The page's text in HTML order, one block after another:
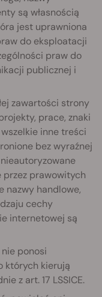
są własnością
jest uprawniona
do eksploatacji
praw do
publicznej i
zawartości strony
prace, znaki
inne treści
bez wyraźnej
przez prawowitych
nazwy handlowe,
cechy
internetowej są
ponosi
których kierują
z art. 17 LSSICE.